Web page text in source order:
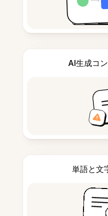
AI生成コ
単語と文